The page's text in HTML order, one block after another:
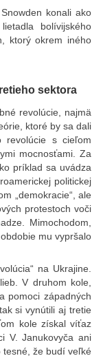
konali ako
bolívijského
ktorý okrem iného
sektora
revolúcie, najmä
ktoré by sa dali
revolúcie s cieľom
mocnosťami. Za
príklad sa uvádza
politickej
„demokracie“, ale
protestoch voči
Mimochodom,
mu vypršalo
na Ukrajine.
V druhom kole,
pomoci západných
si vynútili aj tretie
kole získal víťaz
V. Janukovyča ani
tesné, že budí veľké